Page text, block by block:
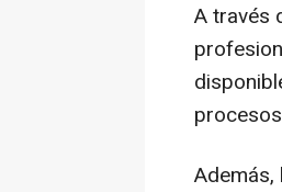
A través